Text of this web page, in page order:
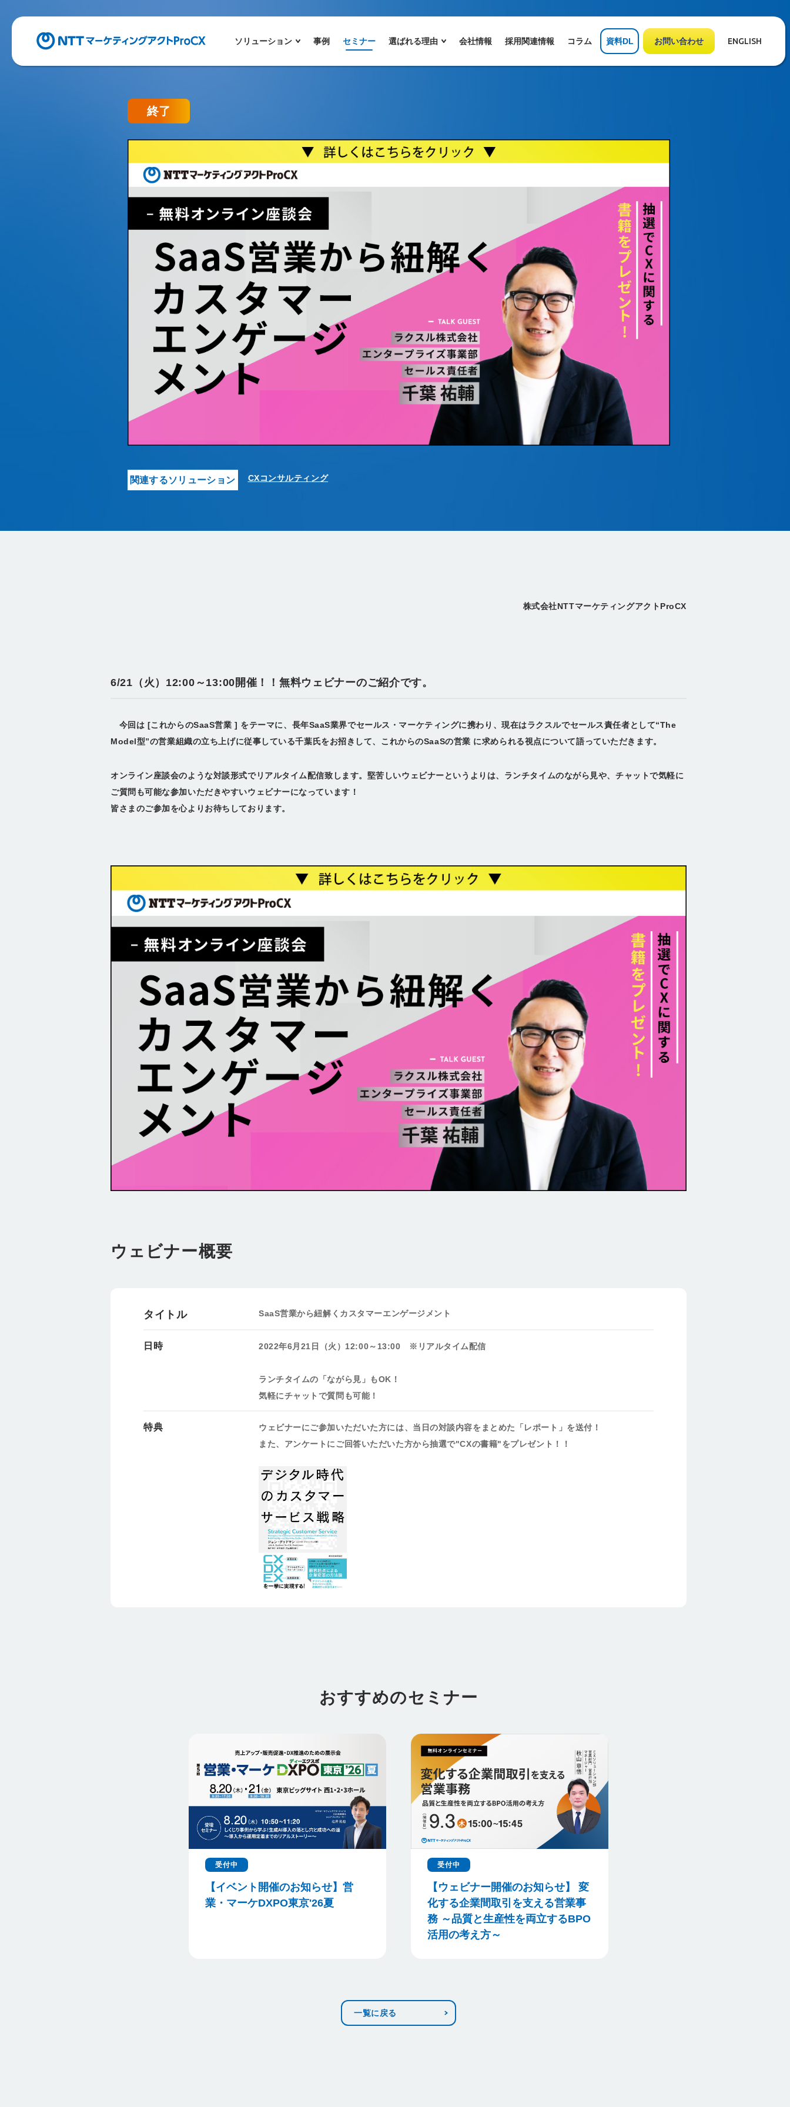
ソリューション 事例 セミナー 選ばれる理由 会社情報 採用関連情報 コラム 資料DL お問い合わせ ENGLISH
終了
関連するソリューション CXコンサルティング
株式会社NTTマーケティングアクトProCX
6/21（火）12:00～13:00開催！！無料ウェビナーのご紹介です。
今回は [これからのSaaS営業 ] をテーマに、長年SaaS業界でセールス・マーケティングに携わり、現在はラクスルでセールス責任者として“The
Model型”の営業組織の立ち上げに従事している千葉氏をお招きして、これからのSaaSの営業 に求められる視点について語っていただきます。
オンライン座談会のような対談形式でリアルタイム配信致します。堅苦しいウェビナーというよりは、ランチタイムのながら見や、チャットで気軽に
ご質問も可能な参加いただきやすいウェビナーになっています！
皆さまのご参加を心よりお待ちしております。
ウェビナー概要
タイトル SaaS営業から紐解くカスタマーエンゲージメント
日時 2022年6月21日（火）12:00～13:00 ※リアルタイム配信
ランチタイムの「ながら見」もOK！
気軽にチャットで質問も可能！
特典
ウェビナーにご参加いただいた方には、当日の対談内容をまとめた「レポート」を送付！
また、アンケートにご回答いただいた方から抽選で"CXの書籍"をプレゼント！！
おすすめのセミナー
受付中
【イベント開催のお知らせ】営
業・マーケDXPO東京'26夏
受付中
【ウェビナー開催のお知らせ】 変
化する企業間取引を支える営業事
務 ～品質と生産性を両立するBPO
活用の考え方～
一覧に戻る